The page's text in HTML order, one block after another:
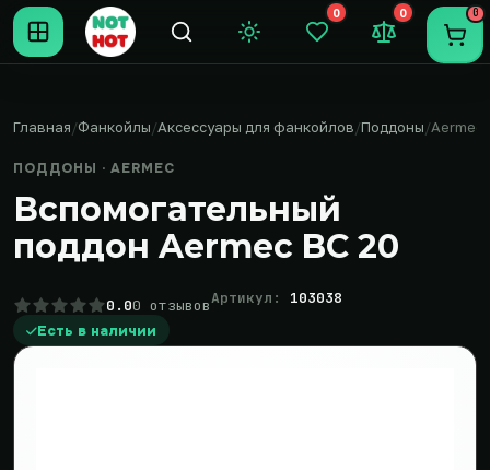
Темная тема
0
Закладки (0)
0
Сравнение
0
Главная Фанкойлы Аксессуары для фанкойлов Поддоны Aermec
ПОДДОНЫ · AERMEC
Вспомогательный
поддон Aermec BC 20
0.00 отзывовАртикул: 103038
Есть в наличии